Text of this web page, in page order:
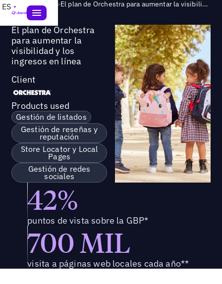
ES Success Story > El plan de Orchestra para aumentar la visibilidad y los ingresos en línea
El plan de Orchestra
para aumentar la
visibilidad y los
ingresos en línea
Client
Products used
Gestión de listados
Gestión de reseñas y
reputación
Store Locator y Local
Pages
Gestión de redes
sociales
42%
puntos de vista sobre la GBP*
700 MIL
visita a páginas web locales cada año**